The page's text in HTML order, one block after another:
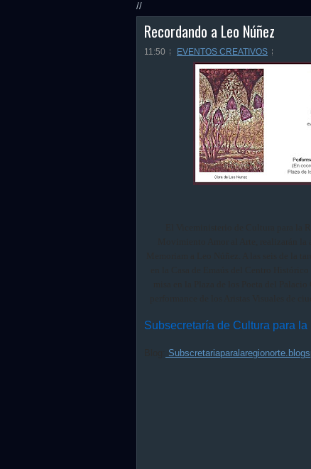
//
Recordando a Leo Núñez
11:50 EVENTOS CREATIVOS
Subsecreta​ría de Cultura para